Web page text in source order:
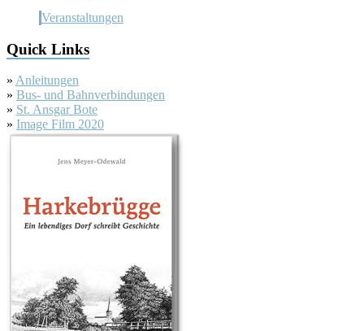
Veranstaltungen
Quick Links
» Anleitungen
» Bus- und Bahnverbindungen
» St. Ansgar Bote
» Image Film 2020